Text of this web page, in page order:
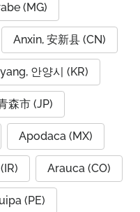
(MG)
Anxin, 安新县 (CN)
안양시 (KR)
森市 (JP)
Apodaca (MX)
Arak, اراک (IR) Arauca (CO)
(PE)